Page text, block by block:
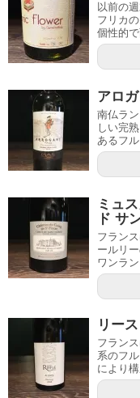
以前の
フリカ
個性的
アロ
南仏ラ
しい完
あるフ
ミュ
ド サ
フラン
ールリ
ワンラ
リー
フラン
系のフ
により